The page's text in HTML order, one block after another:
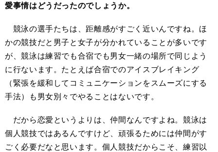
愛事情はどうだったのでしょうか。
競泳の選手たちは、距離感がすごく近いんですね。ほ
かの競技だと男子と女子が分かれていることが多いです
が、競泳は練習でも合宿でも男女一緒の場所で同じよう
に行ないます。たとえば合宿でのアイスブレイキング
（緊張を緩和してコミュニケーションをスムーズにする
手法）も男女別々でやることはないです。
だから恋愛というよりは、仲間なんですよね。競泳は
個人競技ではあるんですけど、頑張るためには仲間がす
ごく必要だなと思います。個人競技だからこそ、練習以